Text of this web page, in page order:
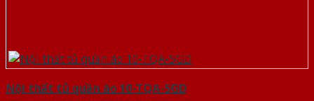
Nội thất tủ quần áo 10-TQA-SGD